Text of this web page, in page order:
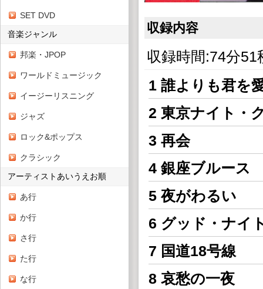
SET DVD
音楽ジャンル
邦楽・JPOP
ワールドミュージック
イージーリスニング
ジャズ
ロック&ポップス
クラシック
アーティストあいうえお順
あ行
か行
さ行
た行
な行
収録内容
収録時間:74分51
1 誰よりも君を
2 東京ナイト・
3 再会
4 銀座ブルース
5 夜がわるい
6 グッド・ナイ
7 国道18号線
8 哀愁の一夜